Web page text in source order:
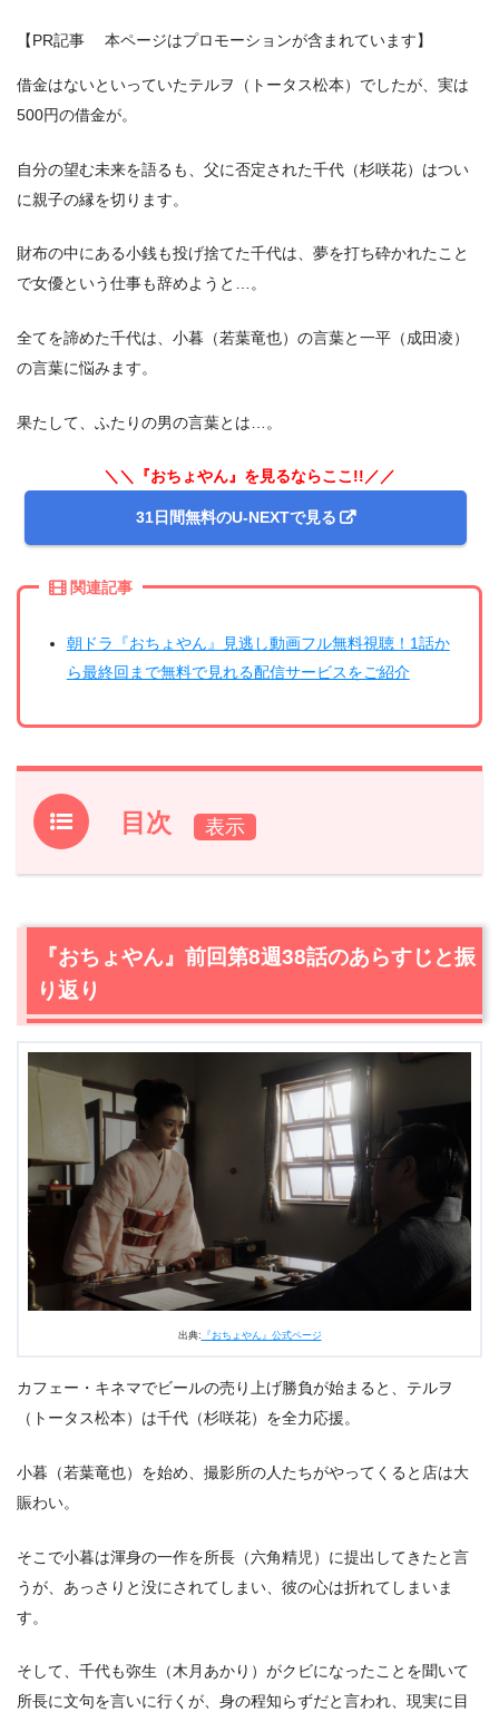
【PR記事 本ページはプロモーションが含まれています】
借金はないといっていたテルヲ（トータス松本）でしたが、実は
500円の借金が。
自分の望む未来を語るも、父に否定された千代（杉咲花）はつい
に親子の縁を切ります。
財布の中にある小銭も投げ捨てた千代は、夢を打ち砕かれたこと
で女優という仕事も辞めようと…。
全てを諦めた千代は、小暮（若葉竜也）の言葉と一平（成田凌）
の言葉に悩みます。
果たして、ふたりの男の言葉とは…。
＼＼『おちょやん』を見るならここ!!／／
31日間無料のU-NEXTで見る
関連記事
朝ドラ『おちょやん』見逃し動画フル無料視聴！1話か
ら最終回まで無料で見れる配信サービスをご紹介
目次
1.『おちょやん』前回第8週38話のあらすじと振り返り
2.1
お金で繋がれた縁。父の言葉に失望した千代（杉咲花）
は…
2.2
（杉咲花）に小暮（若葉竜也）がポロポーズ
2.3
勝手なことを言う一平（成田凌）に激怒。「あんたに
うちの何がわかんねん！」に対する彼の答えは
『おちょやん』第8週39話あらすじ・ネタバレ感想まと
め
『おちょやん』前回第8週38話のあらすじと振
り返り
出典: 『おちょやん』公式ページ
カフェー・キネマでビールの売り上げ勝負が始まると、テルヲ
（トータス松本）は千代（杉咲花）を全力応援。
小暮（若葉竜也）を始め、撮影所の人たちがやってくると店は大
賑わい。
そこで小暮は渾身の一作を所長（六角精児）に提出してきたと言
うが、あっさりと没にされてしまい、彼の心は折れてしまいま
す。
そして、千代も弥生（木月あかり）がクビになったことを聞いて
所長に文句を言いに行くが、身の程知らずだと言われ、現実に目